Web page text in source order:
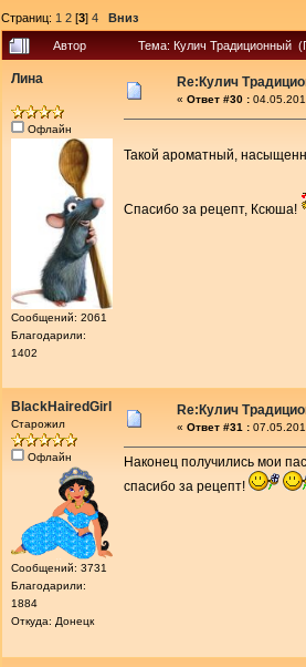
Страниц: 1 2 [3] 4 Вниз
Автор Тема: Кулич Традиционный
Лина
Офлайн
Сообщений: 2061
Благодарили:
1402
Re:Кулич
« Ответ #30 :
Такой ароматный,
Спасибо за рецепт, Ксюша!
BlackHairedGirl
Старожил
Офлайн
Сообщений: 3731
Благодарили:
1884
Откуда: Донецк
Re:Кулич
« Ответ #31 :
Наконец получились мои
спасибо за рецепт!